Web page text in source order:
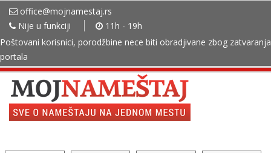
office@mojnamestaj.rs
Nije u funkciji
11h - 19h
Poštovani korisnici, porodžbine nece biti obradjivane zbog zatvaranja
portala